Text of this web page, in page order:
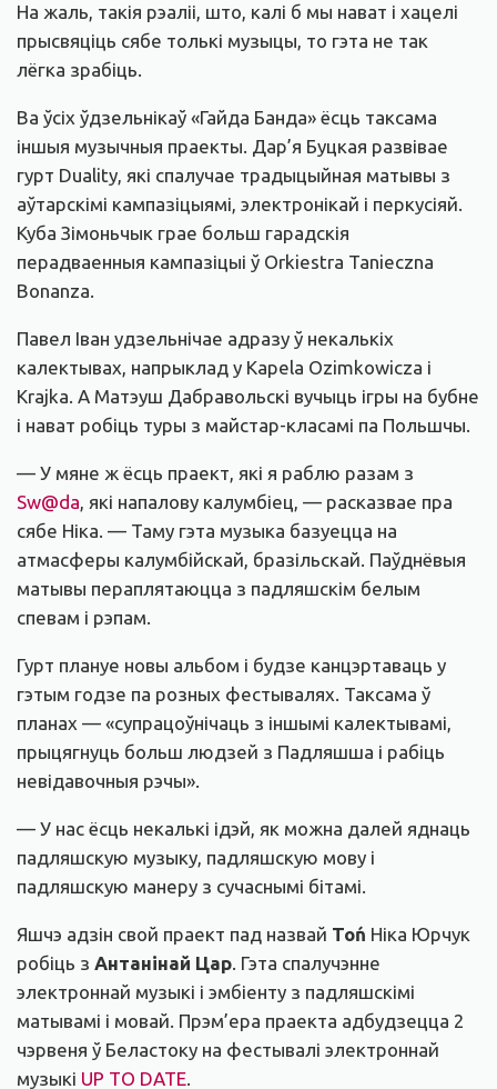
На жаль, такія рэаліі, што, калі б мы нават і хацелі
прысвяціць сябе толькі музыцы, то гэта не так
лёгка зрабіць.
Ва ўсіх ўдзельнікаў «Гайда Банда» ёсць таксама
іншыя музычныя праекты. Дар’я Буцкая развівае
гурт Duality, які спалучае традыцыйная матывы з
аўтарскімі кампазіцыямі, электронікай і перкусіяй.
Куба Зімоньчык грае больш гарадскія
перадваенныя кампазіцыі ў Orkiestra Tanieczna
Bonanza.
Павел Іван удзельнічае адразу ў некалькіх
калектывах, напрыклад у Kapela Ozimkowicza і
Krajka. А Матэуш Дабравольскі вучыць ігры на бубне
і нават робіць туры з майстар-класамі па Польшчы.
— У мяне ж ёсць праект, які я раблю разам з
Sw@da, які напалову калумбіец, — расказвае пра
сябе Ніка. — Таму гэта музыка базуецца на
атмасферы калумбійскай, бразільскай. Паўднёвыя
матывы пераплятаюцца з падляшскім белым
спевам і рэпам.
Гурт плануе новы альбом і будзе канцэртаваць у
гэтым годзе па розных фестывалях. Таксама ў
планах — «супрацоўнічаць з іншымі калектывамі,
прыцягнуць больш людзей з Падляшша і рабіць
невідавочныя рэчы».
— У нас ёсць некалькі ідэй, як можна далей яднаць
падляшскую музыку, падляшскую мову і
падляшскую манеру з сучаснымі бітамі.
Яшчэ адзін свой праект пад назвай Toń Ніка Юрчук
робіць з Антанінай Цар. Гэта спалучэнне
электроннай музыкі і эмбіенту з падляшскімі
матывамі і мовай. Прэм’ера праекта адбудзецца 2
чэрвеня ў Беластоку на фестывалі электроннай
музыкі UP TO DATE.